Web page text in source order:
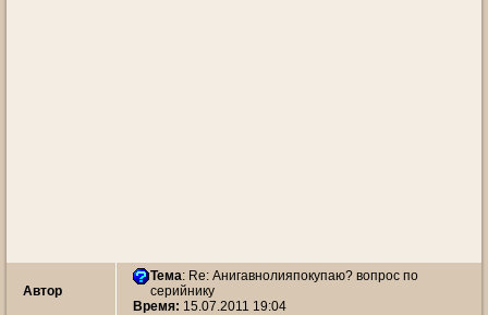
Автор
Тема: Re: Анигавнолияпокупаю? вопрос по
серийнику
Время: 15.07.2011 19:04